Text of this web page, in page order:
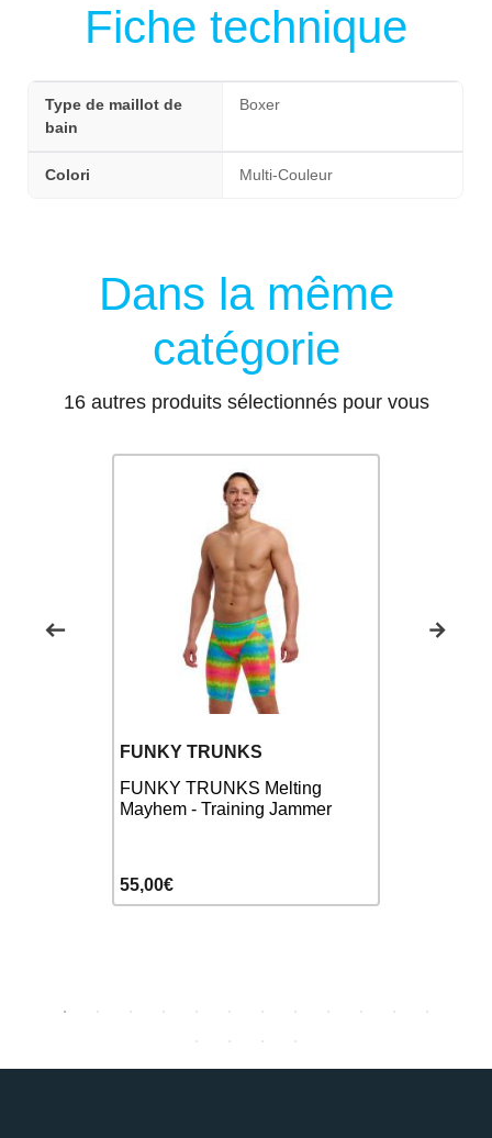
Fiche technique
Type de maillot de
bain
Boxer
Colori Multi-Couleur
Dans la même
catégorie
16 autres produits sélectionnés pour vous
FUNKY TRUNKS
FUNKY TRUNKS Melting
Mayhem - Training Jammer
55,00€